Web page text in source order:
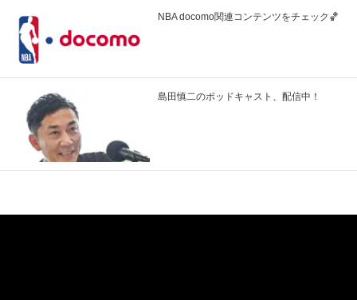
NBA docomo関連コンテンツをチェック🏀
島田慎二のポッドキャスト、配信中！